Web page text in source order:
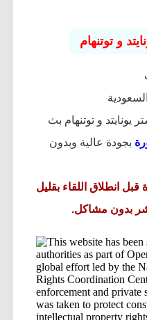
و توتنهام
يونايتد و توتنهام بث
بجودة عالية وبدون
انطلاق اللقاء بقليل
بدون مشاكل.